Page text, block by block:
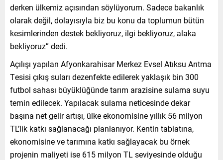
derken ülkemiz açısından söylüyorum. Sadece bakanlık
olarak değil, dolayısıyla biz bu konu da toplumun bütün
kesimlerinden destek bekliyoruz, ilgi bekliyoruz, alaka
bekliyoruz” dedi.
Açılışı yapılan Afyonkarahisar Merkez Evsel Atıksu Arıtma
Tesisi çıkış suları dezenfekte edilerek yaklaşık bin 300
futbol sahası büyüklüğünde tarım arazisine sulama suyu
temin edilecek. Yapılacak sulama neticesinde dekar
başına net gelir artışı, ülke ekonomisine yıllık 56 milyon
TL’lik katkı sağlanacağı planlanıyor. Kentin tabiatına,
ekonomisine ve tarımına katkı sağlayacak bu örnek
projenin maliyeti ise 615 milyon TL seviyesinde olduğu